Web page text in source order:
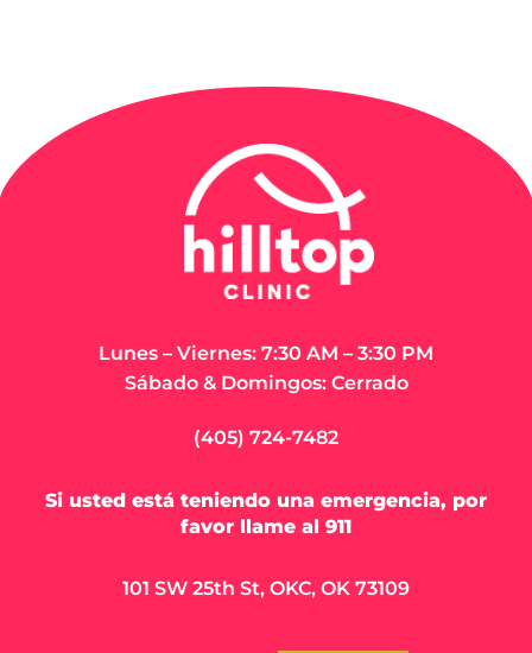
02/02
LEER MÁS
Clima Invernal
30/01 & 31/01
¡1000
Pacientes!
Tiempo de